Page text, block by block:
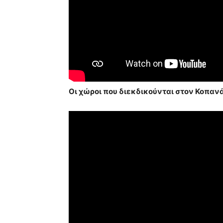
Οι χώροι που διεκδικούνται στον